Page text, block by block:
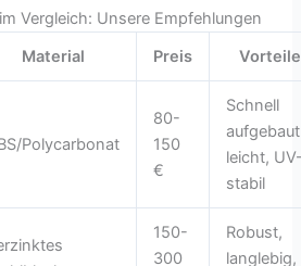
Vergleich: Unsere Empfehlungen
Material Preis Vorteile
Polycarbonat
80-
150
€
Schnell
leicht,
stabil
150-
300
Robust,
langlebig,